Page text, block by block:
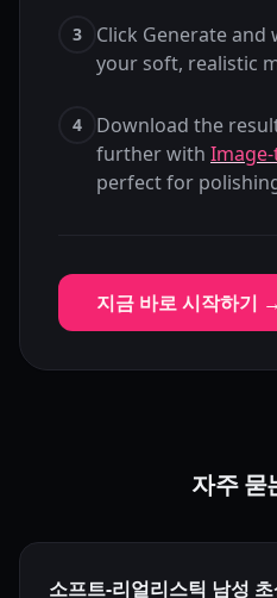
3
Click Generate
your soft, realistic
4
Download the
further with
perfect for
지금 바로 시작하기 →
자주 묻
소프트-리얼리스틱 남성